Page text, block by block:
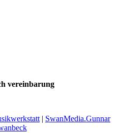
vereinbarung
| SwanMedia.Gunnar